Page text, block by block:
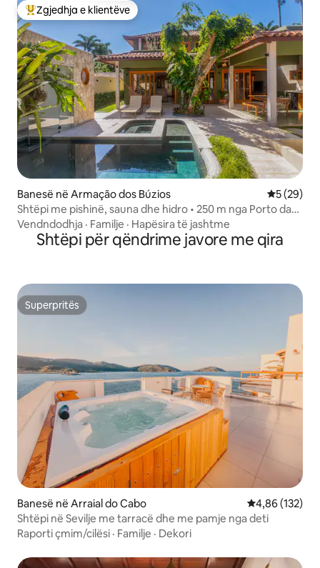
Më të mirat e zgjedhjeve të klientëve
Zgjedhja e klientëve
Banesë në Armação dos Búzios Vlerësimi
5 (29)
Shtëpi me pishinë, sauna dhe hidro • 250 m nga Porto da
Barra
Vendndodhja · Familje · Hapësira të jashtme
Shtëpi për qëndrime javore me qira
Superpritës
Superpritës
Banesë në Arraial do Cabo Vlerësimi
4,86 (132)
Shtëpi në Sevilje me tarracë dhe me pamje nga deti
Raporti çmim/cilësi · Familje · Dekori